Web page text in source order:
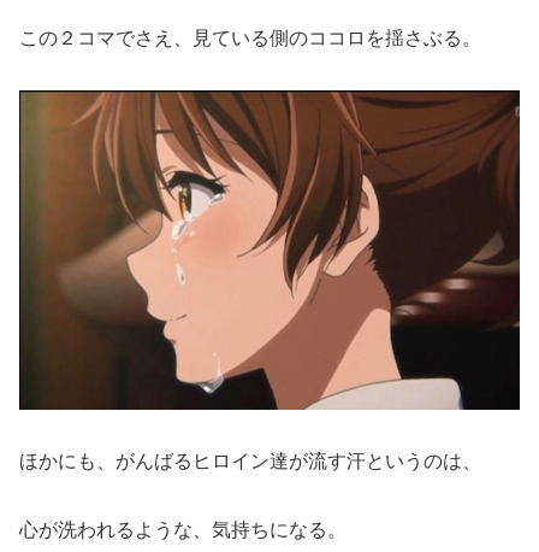
この２コマでさえ、見ている側のココロを揺さぶる。
ほかにも、がんばるヒロイン達が流す汗というのは、
心が洗われるような、気持ちになる。